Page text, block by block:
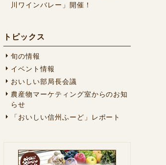
川ワインバレー」開催！
トピックス
旬の情報
イベント情報
おいしい部局長会議
農産物マーケティング室からのお知
らせ
「おいしい信州ふーど」レポート